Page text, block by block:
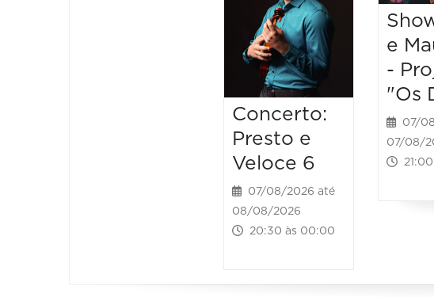
Concerto:
Presto e
Veloce 6
07/08/2026 até
08/08/2026
20:30 às 00:00
e
-
"Os
07/
07/08/